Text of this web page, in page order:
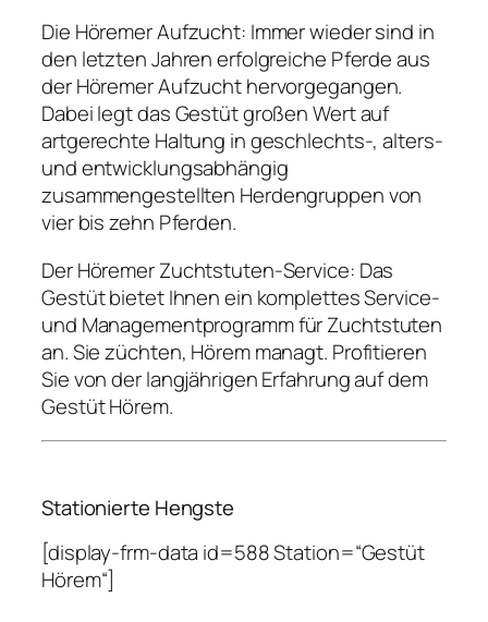
Die Höremer Aufzucht: Immer wieder sind in
den letzten Jahren erfolgreiche Pferde aus
der Höremer Aufzucht hervorgegangen.
Dabei legt das Gestüt großen Wert auf
artgerechte Haltung in geschlechts-, alters-
und entwicklungsabhängig
zusammengestellten Herdengruppen von
vier bis zehn Pferden.
Der Höremer Zuchtstuten-Service: Das
Gestüt bietet Ihnen ein komplettes Service-
und Managementprogramm für Zuchtstuten
an. Sie züchten, Hörem managt. Profitieren
Sie von der langjährigen Erfahrung auf dem
Gestüt Hörem.
Stationierte Hengste
[display-frm-data id=588 Station=“Gestüt
Hörem“]